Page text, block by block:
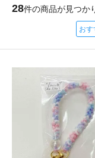
28件の商品が見つか
おす